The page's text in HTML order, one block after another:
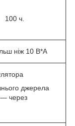
100 ч.
ніж 10 В*А
джерела
— через